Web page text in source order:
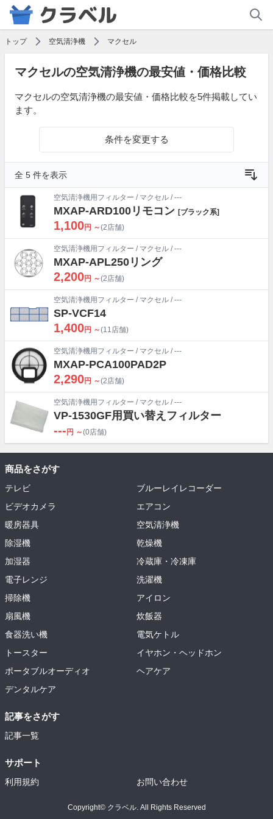
トップ 空気清浄機 マクセル
マクセルの空気清浄機の最安値・価格比較
マクセルの空気清浄機の最安値・価格比較を5件掲載してい
ます。
条件を変更する
全 5 件を表示
空気清浄機用フィルター / マクセル / ---
MXAP-ARD100リモコン [ブラック系]
1,100円 ～(2店舗)
空気清浄機用フィルター / マクセル / ---
MXAP-APL250リング
2,200円 ～(2店舗)
空気清浄機用フィルター / マクセル / ---
SP-VCF14
1,400円 ～(11店舗)
空気清浄機用フィルター / マクセル / ---
MXAP-PCA100PAD2P
2,290円 ～(2店舗)
空気清浄機用フィルター / マクセル / ---
VP-1530GF用買い替えフィルター
--- 円 ～(0店舗)
商品をさがす
テレビ
ブルーレイレコーダー
ビデオカメラ
エアコン
暖房器具
空気清浄機
除湿機
乾燥機
加湿器
冷蔵庫・冷凍庫
電子レンジ
洗濯機
掃除機
アイロン
扇風機
炊飯器
食器洗い機
電気ケトル
トースター
イヤホン・ヘッドホン
ポータブルオーディオ
ヘアケア
デンタルケア
記事をさがす
記事一覧
サポート
利用規約 お問い合わせ
Copyright© クラベル. All Rights Reserved